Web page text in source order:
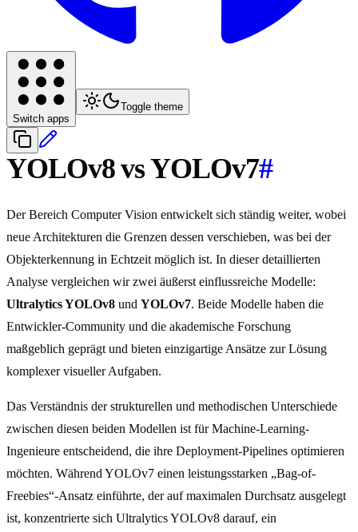
Switch apps
Toggle theme
YOLOv8 vs YOLOv7#
Der Bereich Computer Vision entwickelt sich ständig weiter, wobei
neue Architekturen die Grenzen dessen verschieben, was bei der
Objekterkennung in Echtzeit möglich ist. In dieser detaillierten
Analyse vergleichen wir zwei äußerst einflussreiche Modelle:
Ultralytics YOLOv8 und YOLOv7. Beide Modelle haben die
Entwickler-Community und die akademische Forschung
maßgeblich geprägt und bieten einzigartige Ansätze zur Lösung
komplexer visueller Aufgaben.
Das Verständnis der strukturellen und methodischen Unterschiede
zwischen diesen beiden Modellen ist für Machine-Learning-
Ingenieure entscheidend, die ihre Deployment-Pipelines optimieren
möchten. Während YOLOv7 einen leistungsstarken „Bag-of-
Freebies“-Ansatz einführte, der auf maximalen Durchsatz ausgelegt
ist, konzentrierte sich Ultralytics YOLOv8 darauf, ein